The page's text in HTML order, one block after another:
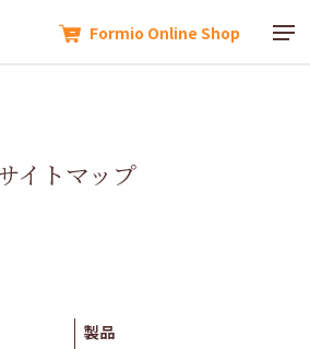
Formio Online Shop
イトマップ
製品